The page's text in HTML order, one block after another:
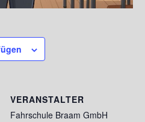
VERANSTALTER
Fahrschule Braam GmbH